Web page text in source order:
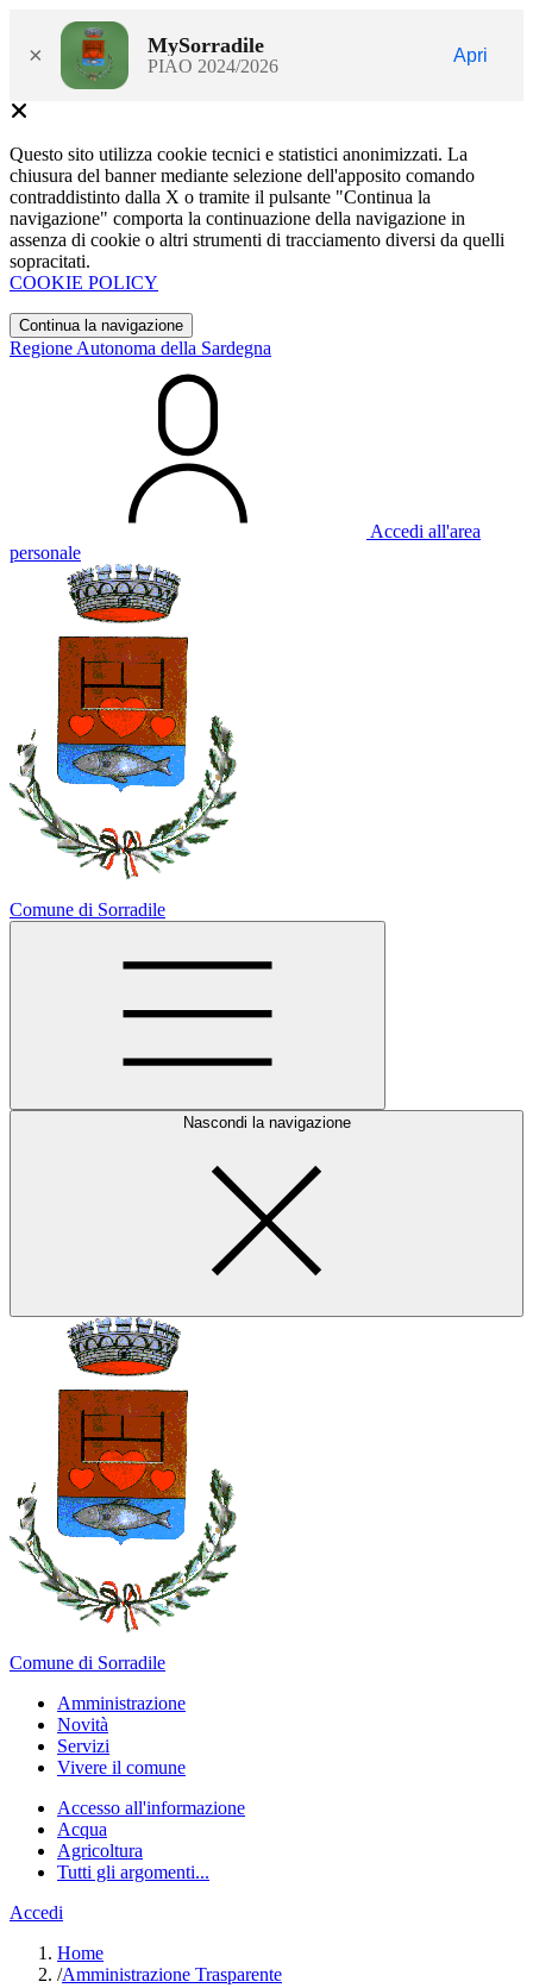
× MySorradile
PIAO 2024/2026
Apri
Questo sito utilizza cookie tecnici e statistici anonimizzati. La
chiusura del banner mediante selezione dell'apposito comando
contraddistinto dalla X o tramite il pulsante "Continua la
navigazione" comporta la continuazione della navigazione in
assenza di cookie o altri strumenti di tracciamento diversi da quelli
sopracitati.
COOKIE POLICY
Continua la navigazione
Regione Autonoma della Sardegna
Accedi all'area
personale
Comune di Sorradile
Nascondi la navigazione
Comune di Sorradile
Amministrazione
Novità
Servizi
Vivere il comune
Accesso all'informazione
Acqua
Agricoltura
Tutti gli argomenti...
Accedi
Home
/Amministrazione Trasparente